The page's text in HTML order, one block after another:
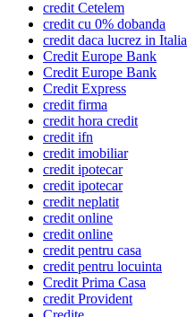
credit Cetelem
credit cu 0% dobanda
credit daca lucrez in Italia
Credit Europe Bank
Credit Europe Bank
Credit Express
credit firma
credit hora credit
credit ifn
credit imobiliar
credit ipotecar
credit ipotecar
credit neplatit
credit online
credit online
credit pentru casa
credit pentru locuinta
Credit Prima Casa
credit Provident